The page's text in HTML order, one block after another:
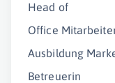
Head of
Office
Ausbildung
Betreuerin